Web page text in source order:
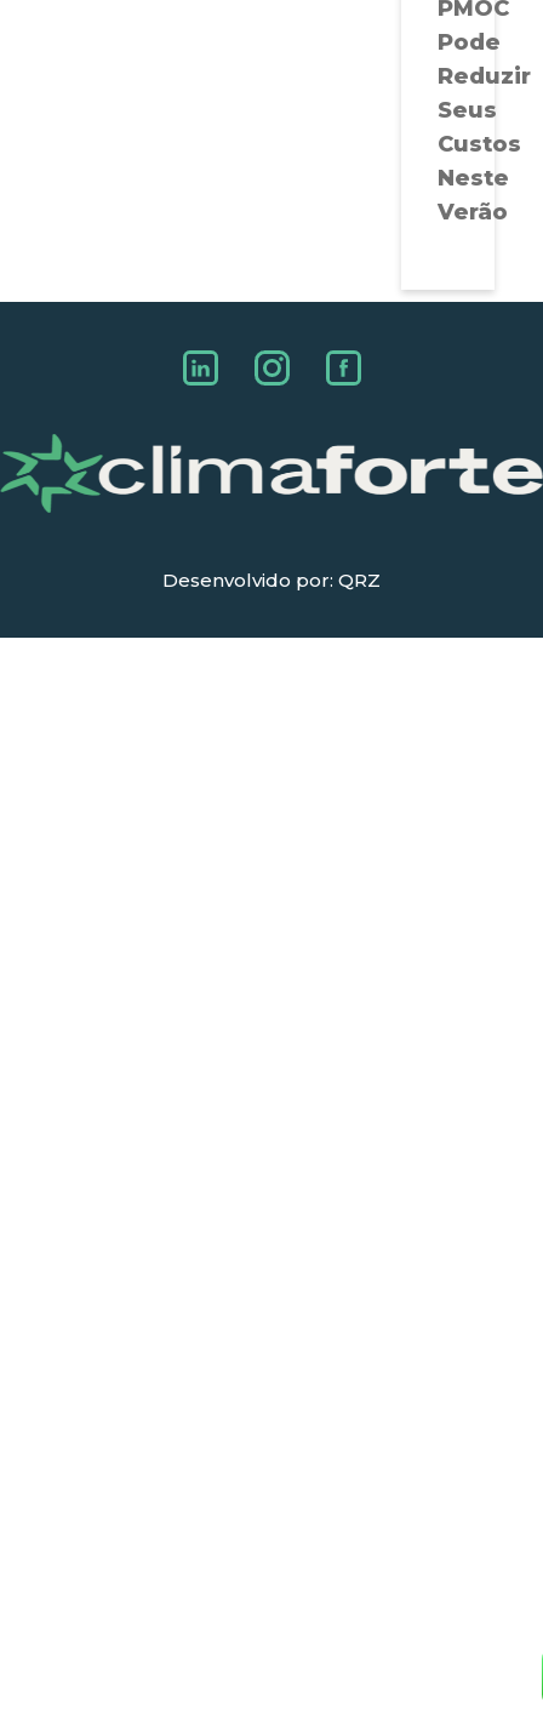
PMOC
Pode
Reduzir
Seus
Custos
Neste
Verão
Desenvolvido por: QRZ